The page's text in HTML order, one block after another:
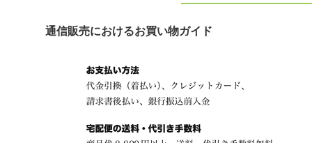
通信販売におけるお買い物ガイド